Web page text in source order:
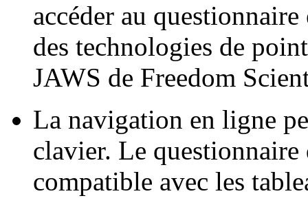
accéder au
des technologies de
JAWS de Freedom
La navigation en ligne
clavier. Le questionnaire
compatible avec les